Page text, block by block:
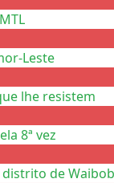
Leste
lhe resistem
8ª vez
distrito de